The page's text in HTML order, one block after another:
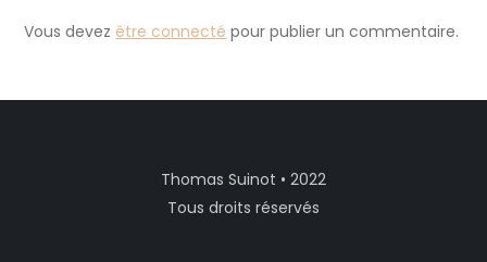
Vous devez être connecté pour publier un commentaire.
Thomas Suinot • 2022
Tous droits réservés